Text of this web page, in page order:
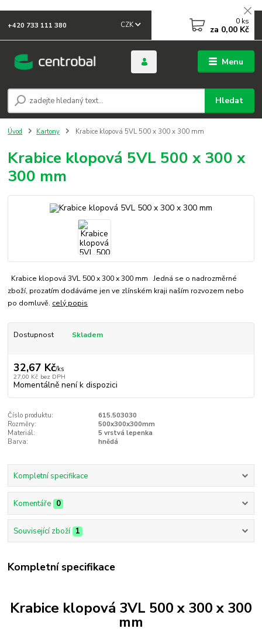
Menu
CZK
Hledat
+420 733 111 380 0 ks
za 0,00 Kč
Úvod Kartony Krabice klopová 5VL 500 x 300 x 300 mm
Krabice klopová 5VL 500 x 300 x
300 mm
Krabice klopová 3VL 500 x 300 x 300 mm Jedná se o nadrozměrné
zboží, prozatím dodáváme jen ve zlínském kraji naším rozvozem nebo
po domluvě. celý popis
Dostupnost Skladem
32,67 Kč/ks
27,00 Kč bez DPH
Momentálně není k dispozici
Číslo produktu:
615.503030
Rozměry:
500x300x300mm
Materiál:
5 vrstvá lepenka
Barva:
hnědá
Kompletní specifikace
Komentáře 0
Související zboží 1
Kompletní specifikace
Krabice klopová 3VL 500 x 300 x 300
mm